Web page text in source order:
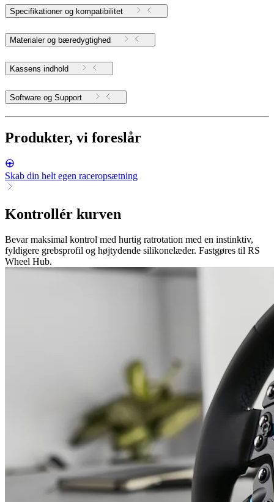
Specifikationer og kompatibilitet
Materialer og bæredygtighed
Kassens indhold
Software og Support
Produkter, vi foreslår
Skab din helt egen raceropsætning
Kontrollér kurven
Bevar maksimal kontrol med hurtig ratrotation med en instinktiv,
fyldigere grebsprofil og højtydende silikonelæder. Fastgøres til RS
Wheel Hub.